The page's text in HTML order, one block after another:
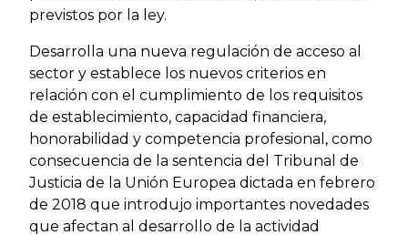
previstos por la ley.
Desarrolla una nueva regulación de acceso al
sector y establece los nuevos criterios en
relación con el cumplimiento de los requisitos
de establecimiento, capacidad financiera,
honorabilidad y competencia profesional, como
consecuencia de la sentencia del Tribunal de
Justicia de la Unión Europea dictada en febrero
de 2018 que introdujo importantes novedades
que afectan al desarrollo de la actividad